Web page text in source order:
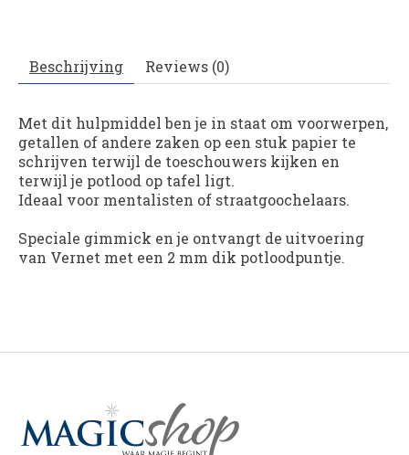
Beschrijving Reviews (0)
Met dit hulpmiddel ben je in staat om voorwerpen,
getallen of andere zaken op een stuk papier te
schrijven terwijl de toeschouwers kijken en
terwijl je potlood op tafel ligt.
Ideaal voor mentalisten of straatgoochelaars.
Speciale gimmick en je ontvangt de uitvoering
van Vernet met een 2 mm dik potloodpuntje.